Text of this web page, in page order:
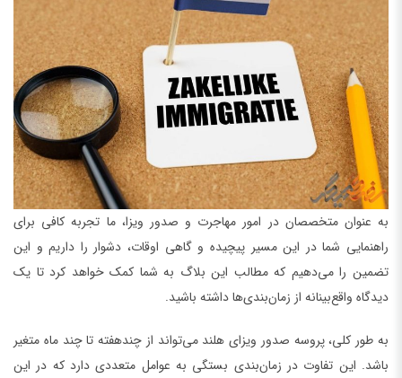
به عنوان متخصصان در امور مهاجرت و صدور ویزا، ما تجربه کافی برای
راهنمایی شما در این مسیر پیچیده و گاهی اوقات، دشوار را داریم و این
تضمین را می‌دهیم که مطالب این بلاگ به شما کمک خواهد کرد تا یک
دیدگاه واقع‌بینانه از زمان‌بندی‌ها داشته باشید.
به طور کلی، پروسه صدور ویزای هلند می‌تواند از چندهفته تا چند ماه متغیر
باشد. این تفاوت در زمان‌بندی بستگی به عوامل متعددی دارد که در این